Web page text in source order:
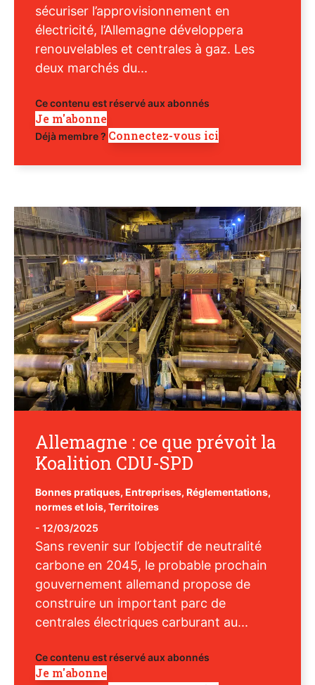
sécuriser l’approvisionnement en
électricité, l’Allemagne développera
renouvelables et centrales à gaz. Les
deux marchés du...
Ce contenu est réservé aux abonnés
Je m'abonne
Déjà membre ? Connectez-vous ici
Allemagne : ce que prévoit la
Koalition CDU-SPD
Bonnes pratiques, Entreprises, Réglementations,
normes et lois, Territoires
- 12/03/2025
Sans revenir sur l’objectif de neutralité
carbone en 2045, le probable prochain
gouvernement allemand propose de
construire un important parc de
centrales électriques carburant au...
Ce contenu est réservé aux abonnés
Je m'abonne